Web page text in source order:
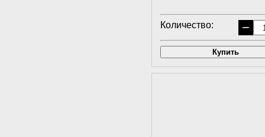
Количество: −
Купить